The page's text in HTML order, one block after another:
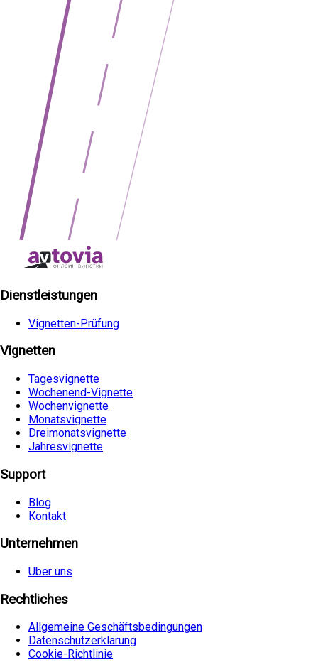
Dienstleistungen
Vignetten-Prüfung
Vignetten
Tagesvignette
Wochenend-Vignette
Wochenvignette
Monatsvignette
Dreimonatsvignette
Jahresvignette
Support
Blog
Kontakt
Unternehmen
Über uns
Rechtliches
Allgemeine Geschäftsbedingungen
Datenschutzerklärung
Cookie-Richtlinie